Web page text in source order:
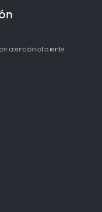
atención al cliente.